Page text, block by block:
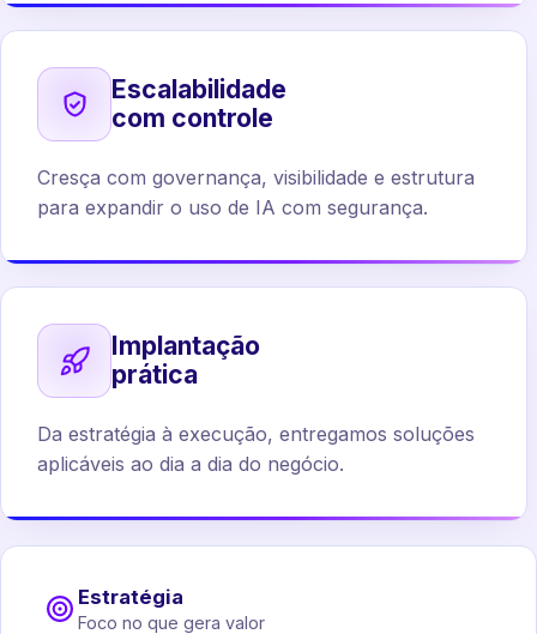
Escalabilidade
com controle
Cresça com governança, visibilidade e estrutura
para expandir o uso de IA com segurança.
Implantação
prática
Da estratégia à execução, entregamos soluções
aplicáveis ao dia a dia do negócio.
Estratégia
Foco no que gera valor